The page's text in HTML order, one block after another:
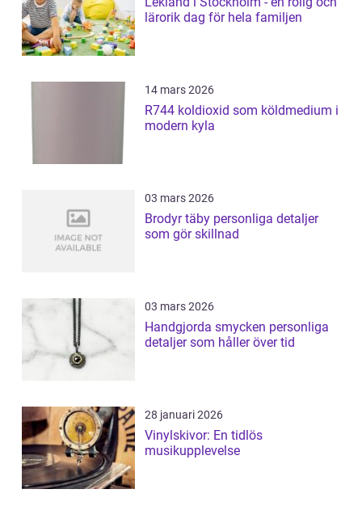
lärorik dag för hela familjen
14 mars 2026
R744 koldioxid som köldmedium i
modern kyla
03 mars 2026
Brodyr täby personliga detaljer
som gör skillnad
03 mars 2026
Handgjorda smycken personliga
detaljer som håller över tid
28 januari 2026
Vinylskivor: En tidlös
musikupplevelse